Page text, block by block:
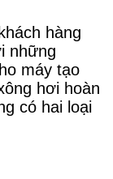
hàng
những
máy tạo
hơi hoàn
có hai loại